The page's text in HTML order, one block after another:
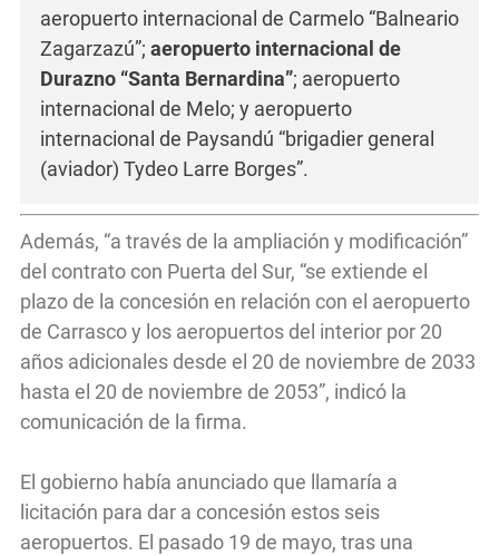
aeropuerto internacional de Carmelo “Balneario
Zagarzazú”; aeropuerto internacional de
Durazno “Santa Bernardina”; aeropuerto
internacional de Melo; y aeropuerto
internacional de Paysandú “brigadier general
(aviador) Tydeo Larre Borges”.
Además, “a través de la ampliación y modificación”
del contrato con Puerta del Sur, “se extiende el
plazo de la concesión en relación con el aeropuerto
de Carrasco y los aeropuertos del interior por 20
años adicionales desde el 20 de noviembre de 2033
hasta el 20 de noviembre de 2053”, indicó la
comunicación de la firma.
El gobierno había anunciado que llamaría a
licitación para dar a concesión estos seis
aeropuertos. El pasado 19 de mayo, tras una